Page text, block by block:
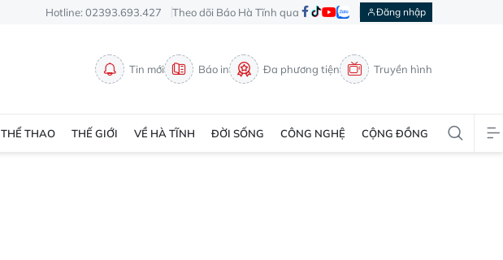
Hotline: 02393.693.427 Theo dõi Báo Hà Tĩnh qua Đăng nhập
Tin mới Báo in Đa phương tiện Truyền hình
THỂ THAO THẾ GIỚI VỀ HÀ TĨNH ĐỜI SỐNG CÔNG NGHỆ CỘNG ĐỒNG